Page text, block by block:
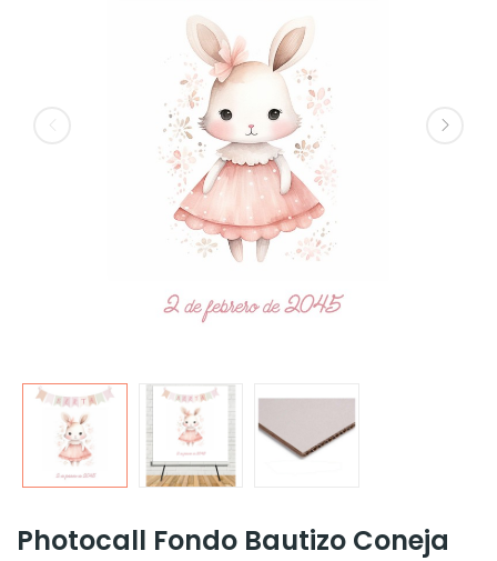
Photocall Fondo Bautizo Coneja